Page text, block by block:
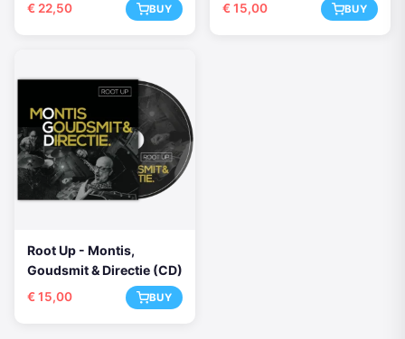
€ 22,50 BUY €15,00 BUY
Root Up - Montis,
Goudsmit & Directie (CD)
€15,00 BUY